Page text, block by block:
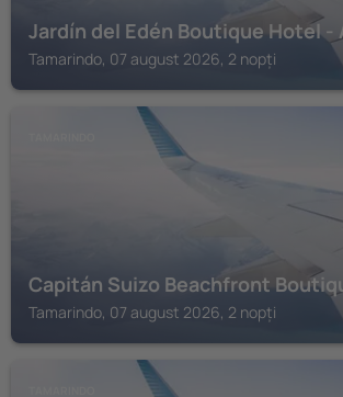
Jardín del Edén Boutique Hotel -
Tamarindo, 07 august 2026, 2 nopți
Capitán Suizo Beachfront
Tamarindo, 07 august 2026, 2 nopți